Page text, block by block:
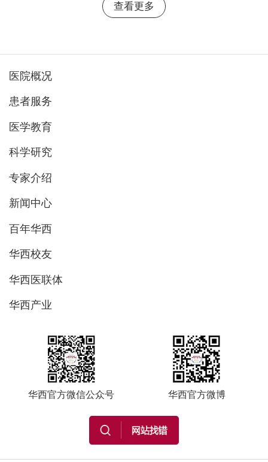
查看更多
医院概况
患者服务
医学教育
科学研究
专家介绍
新闻中心
百年华西
华西校友
华西医联体
华西产业
华西官方微信公众号 华西官方微博